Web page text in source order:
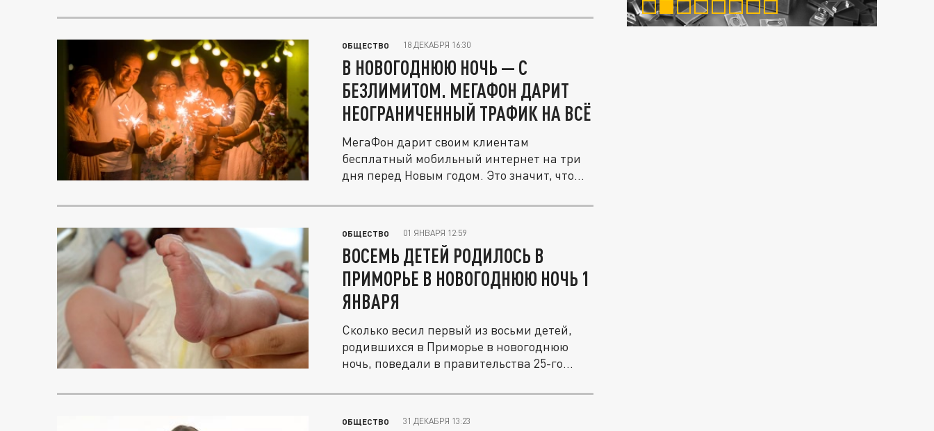
ОБЩЕСТВО 18 ДЕКАБРЯ 16:30
В НОВОГОДНЮЮ НОЧЬ — С
БЕЗЛИМИТОМ. МЕГАФОН ДАРИТ
НЕОГРАНИЧЕННЫЙ ТРАФИК НА ВСЁ
МегаФон дарит своим клиентам
бесплатный мобильный интернет на три
дня перед Новым годом. Это значит, что
ОБЩЕСТВО 01 ЯНВАРЯ 12:59
ВОСЕМЬ ДЕТЕЙ РОДИЛОСЬ В
ПРИМОРЬЕ В НОВОГОДНЮЮ НОЧЬ 1
ЯНВАРЯ
Сколько весил первый из восьми детей,
родившихся в Приморье в новогоднюю
ночь, поведали в правительства 25-го...
ОБЩЕСТВО 31 ДЕКАБРЯ 13:23